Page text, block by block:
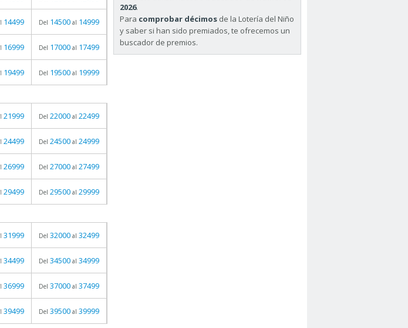
14499 Del 14500 al 14999
16999 Del 17000 al 17499
19499 Del 19500 al 19999
21999 Del 22000 al 22499
24499 Del 24500 al 24999
26999 Del 27000 al 27499
29499 Del 29500 al 29999
31999 Del 32000 al 32499
34499 Del 34500 al 34999
36999 Del 37000 al 37499
39499 Del 39500 al 39999
2026.
Para comprobar décimos de la Lotería del Niño
y saber si han sido premiados, te ofrecemos un
buscador de premios.